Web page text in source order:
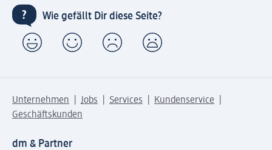
Wie gefällt Dir diese Seite?
Unternehmen Jobs Services
Kundenservice
Geschäftskunden
dm & Partner